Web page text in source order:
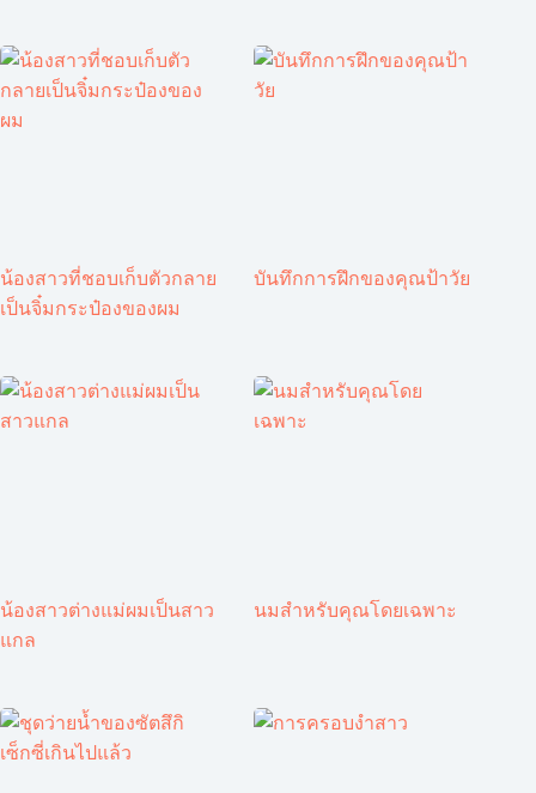
น้องสาวที่ชอบเก็บตัวกลาย
เป็นจิ๋มกระป๋องของผม
บันทึกการฝึกของคุณป้าวัย
น้องสาวต่างแม่ผมเป็นสาว
แกล
นมสำหรับคุณโดยเฉพาะ